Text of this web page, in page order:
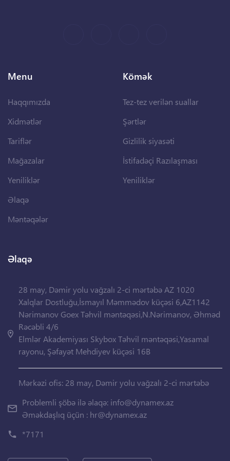
Menu
Haqqımızda
Xidmətlər
Tariflər
Mağazalar
Yeniliklər
Əlaqə
Məntəqələr
Kömək
Tez-tez verilən suallar
Şərtlər
Gizlilik siyasəti
İstifadəçi Razılaşması
Yeniliklər
Əlaqə
28 may, Dəmir yolu vağzalı 2-ci mərtəbə AZ 1020
Xalqlar Dostluğu,İsmayıl Məmmədov küçəsi 6,AZ1142
Nərimanov Goex Təhvil məntəqəsi,N.Nərimanov, Əhməd
Rəcəbli 4/6
Elmlər Akademiyası Skybox Təhvil məntəqəsi,Yasamal
rayonu, Şəfayət Mehdiyev küçəsi 16B
Mərkəzi ofis: 28 may, Dəmir yolu vağzalı 2-ci mərtəbə
Problemli şöbə ilə əlaqə: info@dynamex.az
Əməkdaşlıq üçün : hr@dynamex.az
*7171